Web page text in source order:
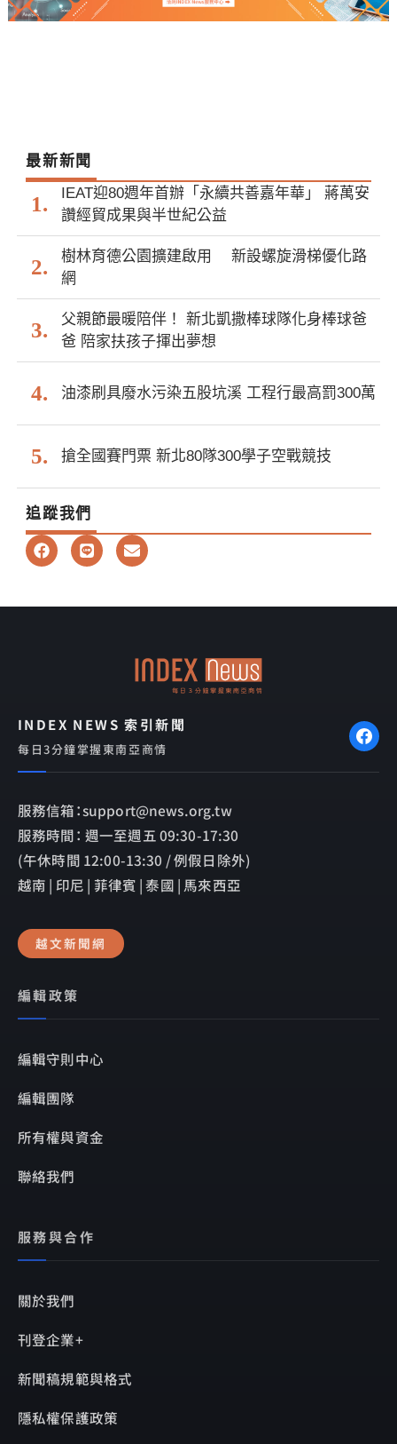
最新新聞
IEAT迎80週年首辦「永續共善嘉年華」 蔣萬安
讚經貿成果與半世紀公益
樹林育德公園擴建啟用 新設螺旋滑梯優化路
網
父親節最暖陪伴！ 新北凱撒棒球隊化身棒球爸
爸 陪家扶孩子揮出夢想
油漆刷具廢水污染五股坑溪 工程行最高罰300萬
搶全國賽門票 新北80隊300學子空戰競技
追蹤我們
F
a
b
L
i
E
n
l
INDEX NEWS 索引新聞
每日3分鐘掌握東南亞商情
服務信箱：support@news.org.tw
服務時間： 週一至週五 09:30-17:30
(午休時間 12:00-13:30 / 例假日除外)
越南 | 印尼 | 菲律賓 | 泰國 | 馬來西亞
越文新聞網
編輯政策
編輯守則中心
編輯團隊
所有權與資金
聯絡我們
服務與合作
關於我們
刊登企業+
新聞稿規範與格式
隱私權保護政策